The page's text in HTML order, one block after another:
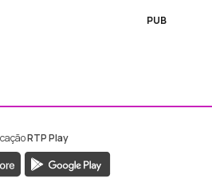
PUB
Madeira
RTP Play